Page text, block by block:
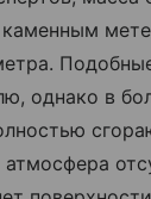
каменным
однако в